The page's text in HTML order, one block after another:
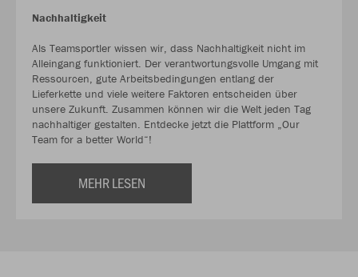
Nachhaltigkeit
Als Teamsportler wissen wir, dass Nachhaltigkeit nicht im
Alleingang funktioniert. Der verantwortungsvolle Umgang mit
Ressourcen, gute Arbeitsbedingungen entlang der
Lieferkette und viele weitere Faktoren entscheiden über
unsere Zukunft. Zusammen können wir die Welt jeden Tag
nachhaltiger gestalten. Entdecke jetzt die Plattform „Our
Team for a better World“!
MEHR LESEN